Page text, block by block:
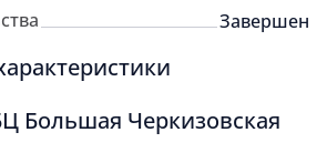
Завершен
Большая Черкизовская